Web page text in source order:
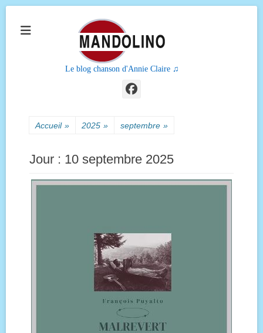
Le blog chanson d'Annie Claire ♫
Facebook
Accueil » 2025 » septembre »
Jour : 10 septembre 2025